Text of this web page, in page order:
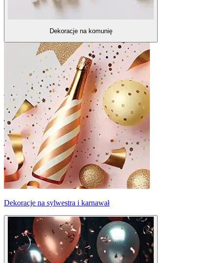
Dekoracje na komunię
Dekoracje na sylwestra i karnawał